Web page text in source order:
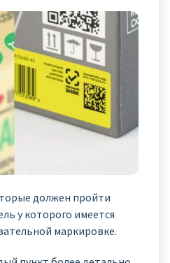
должен пройти
у которого имеется
маркировке.